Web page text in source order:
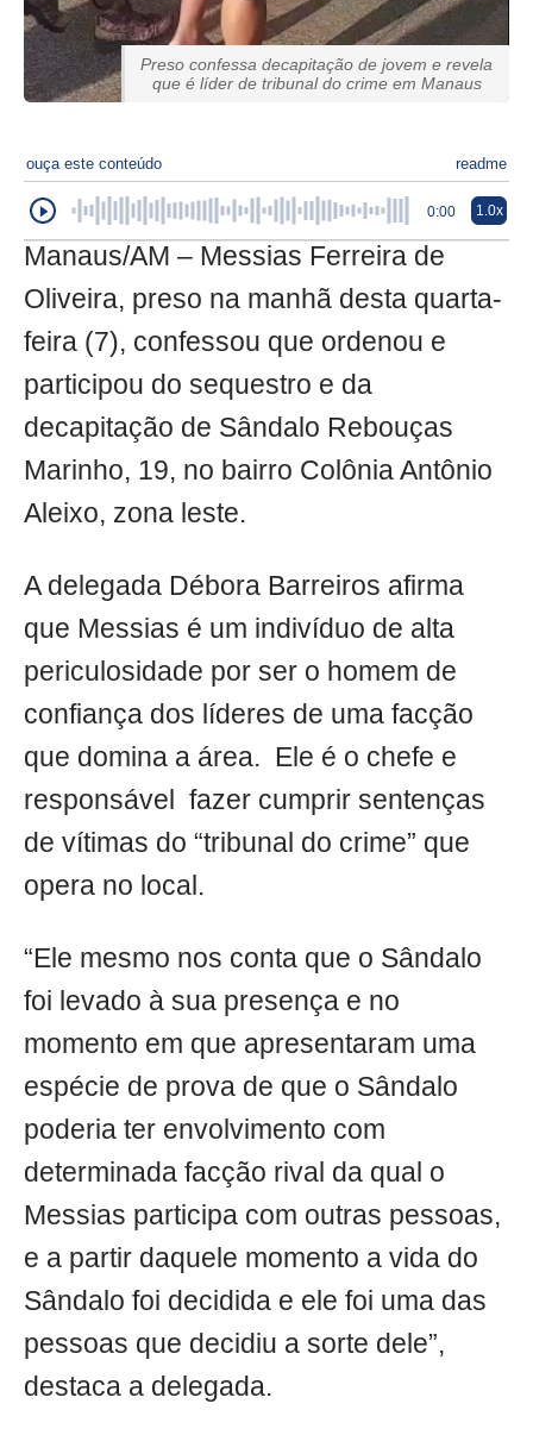
Preso confessa decapitação de jovem e revela
que é líder de tribunal do crime em Manaus
ouça este conteúdo readme
0:00 1.0x
Manaus/AM – Messias Ferreira de
Oliveira, preso na manhã desta quarta-
feira (7), confessou que ordenou e
participou do sequestro e da
decapitação de Sândalo Rebouças
Marinho, 19, no bairro Colônia Antônio
Aleixo, zona leste.
A delegada Débora Barreiros afirma
que Messias é um indivíduo de alta
periculosidade por ser o homem de
confiança dos líderes de uma facção
que domina a área. Ele é o chefe e
responsável fazer cumprir sentenças
de vítimas do “tribunal do crime” que
opera no local.
“Ele mesmo nos conta que o Sândalo
foi levado à sua presença e no
momento em que apresentaram uma
espécie de prova de que o Sândalo
poderia ter envolvimento com
determinada facção rival da qual o
Messias participa com outras pessoas,
e a partir daquele momento a vida do
Sândalo foi decidida e ele foi uma das
pessoas que decidiu a sorte dele”,
destaca a delegada.